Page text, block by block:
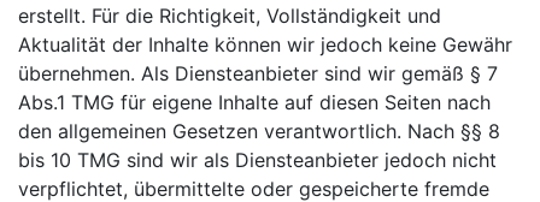
erstellt. Für die Richtigkeit, Vollständigkeit und
Aktualität der Inhalte können wir jedoch keine Gewähr
übernehmen. Als Diensteanbieter sind wir gemäß § 7
Abs.1 TMG für eigene Inhalte auf diesen Seiten nach
den allgemeinen Gesetzen verantwortlich. Nach §§ 8
bis 10 TMG sind wir als Diensteanbieter jedoch nicht
verpflichtet, übermittelte oder gespeicherte fremde